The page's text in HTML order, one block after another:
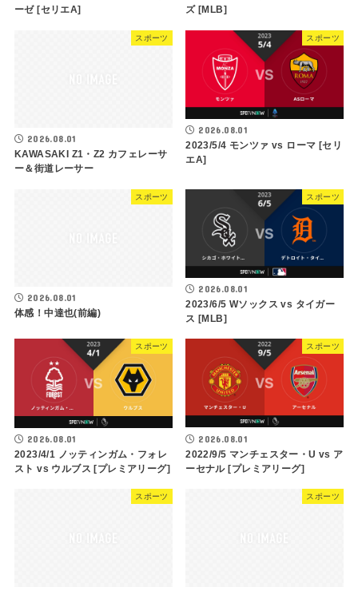
ーゼ [セリエA]
ズ [MLB]
スポーツ
2026.08.01
KAWASAKI Z1・Z2 カフェレーサ
ー＆街道レーサー
スポーツ
2026.08.01
2023/5/4 モンツァ vs ローマ [セリ
エA]
スポーツ
2026.08.01
体感！中達也(前編)
スポーツ
2026.08.01
2023/6/5 Wソックス vs タイガー
ス [MLB]
スポーツ
2026.08.01
2023/4/1 ノッティンガム・フォレ
スト vs ウルブス [プレミアリーグ]
スポーツ
2026.08.01
2022/9/5 マンチェスター・U vs ア
ーセナル [プレミアリーグ]
スポーツ スポーツ